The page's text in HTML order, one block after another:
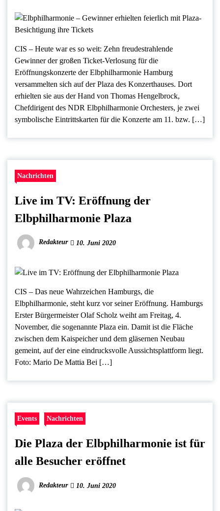
CIS – Heute war es so weit: Zehn freudestrahlende
Gewinner der großen Ticket-Verlosung für die
Eröffnungskonzerte der Elbphilharmonie Hamburg
versammelten sich auf der Plaza des Konzerthauses. Dort
erhielten sie aus der Hand von Thomas Hengelbrock,
Chefdirigent des NDR Elbphilharmonie Orchesters, je zwei
symbolische Eintrittskarten für die Konzerte am 11. bzw. […]
Nachrichten
Live im TV: Eröffnung der
Elbphilharmonie Plaza
Redakteur 10. Juni 2020
CIS – Das neue Wahrzeichen Hamburgs, die
Elbphilharmonie, steht kurz vor seiner Eröffnung. Hamburgs
Erster Bürgermeister Olaf Scholz weiht am Freitag, 4.
November, die sogenannte Plaza ein. Damit ist die Fläche
zwischen dem Kaispeicher und dem gläsernen Neubau
gemeint, auf der eine eindrucksvolle Aussichtsplattform liegt.
Foto: Mario De Mattia Bei […]
Events Nachrichten
Die Plaza der Elbphilharmonie ist für
alle Besucher eröffnet
Redakteur 10. Juni 2020